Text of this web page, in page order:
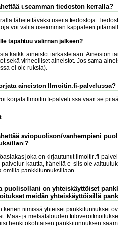
useamman tiedoston kerralla?
lähetettäväksi useita tiedostoja.
voi valita useamman kappaleen
tapahtuu valinnan jälkeen?
kaikki aineistot tarkastetaan. Aineiston
sekä virheelliset aineistot. Jos sama
ei ole ruksia).
aineiston Ilmoitin.fi-palvelussa?
korjata Ilmoitin.fi-palvelussa vaan se
aviopuolison/vanhempieni
joka on kirjautunut Ilmoitin.fi-
kautta, hänellä ei siis ole
omilla pankkitunnuksillaan.
puolisollani on yhteiskäyttöiset
meidän yhteiskäyttöisillä
kenen nimissä yhteiset pankkitunnukset
Maa- ja metsätalouden
henkilökohtaisen pankkitunnuksen